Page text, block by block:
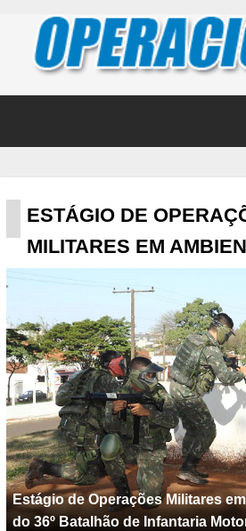
ESTÁGIO DE
MILITARES EM
Estágio de Operações Militares
do 36º Batalhão de Infantaria